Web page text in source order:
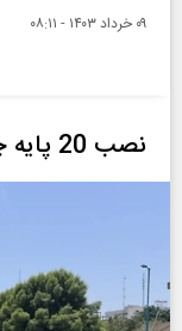
۰۹ خرداد ۱۴۰۳ - ۰۸:۱۱
نصب 20 پایه چراغ جهت روشنایی فضای شهری